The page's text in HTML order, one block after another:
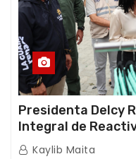
Presidenta Delcy
Integral de
Guaira
Kaylib Maita